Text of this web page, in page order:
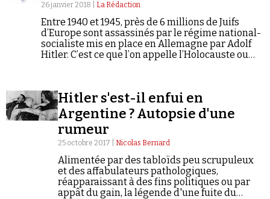
26 janvier 2018 | La Rédaction
Entre 1940 et 1945, près de 6 millions de Juifs
d’Europe sont assassinés par le régime national-
socialiste mis en place en Allemagne par Adolf
Hitler. C’est ce que l’on appelle l’Holocauste ou
a été grandement exagérée...
Hitler s'est-il enfui en
Argentine ? Autopsie d'une
rumeur
25 octobre 2017 | Nicolas Bernard
Alimentée par des tabloïds peu scrupuleux
et des affabulateurs pathologiques,
réapparaissant à des fins politiques ou par
appât du gain, la légende d'une fuite du